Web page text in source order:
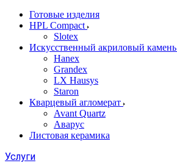
Готовые изделия
HPL Compact
Slotex
Искусственный акриловый камень
Hanex
Grandex
LX Hausys
Staron
Кварцевый агломерат
Avant Quartz
Аварус
Листовая керамика
Услуги